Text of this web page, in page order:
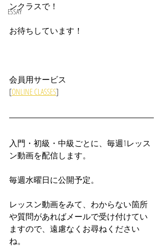
ESSAY
ンクラスで！
お待ちしています！
会員用サービス
[ONLINE CLASSES]
入門・初級・中級ごとに、毎週1レッス
ン動画を配信します。
毎週水曜日に公開予定。
レッスン動画をみて、わからない箇所
や質問があればメールで受け付けてい
ますので、遠慮なくお尋ねください
ね。